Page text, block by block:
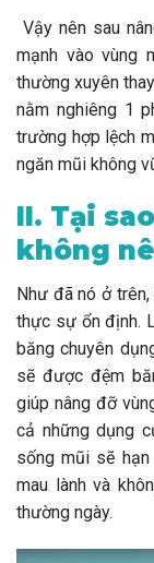
Vậy nên sau
mạnh vào vùng
thường xuyên
nằm nghiêng 1
trường hợp lệch
ngăn mũi không
II. Tại
không
Như đã nó ở
thực sự ổn định.
băng chuyên
sẽ được đệm
giúp nâng đỡ
cả những dụng
sống mũi sẽ
mau lành và
thường ngày.